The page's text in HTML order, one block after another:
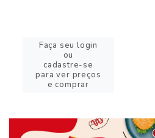
Faça seu login
ou
cadastre-se
para ver preços
e comprar